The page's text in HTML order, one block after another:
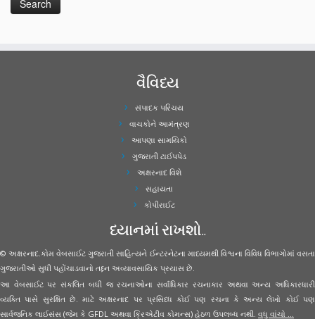
વૈવિધ્ય
સંપાદક પરિચય
વાચકોને આમંત્રણ
આપણા સામયિકો
ગુજરાતી ટાઈપપેડ
અક્ષરનાદ વિશે
સહાયતા
કોપીરાઈટ
ધ્યાનમાં રાખશો..
© અક્ષરનાદ.કોમ વેબસાઈટ ગુજરાતી સાહિત્યને ઈન્ટરનેટના માધ્યમથી વિશ્વના વિવિધ વિભાગોમાં વસતા
ગુજરાતીઓ સુધી પહોંચાડવાનો તદ્દન અવ્યાવસાયિક પ્રયાસ છે.
આ વેબસાઈટ પર સંકલિત બધી જ રચનાઓના સર્વાધિકાર રચનાકાર અથવા અન્ય અધિકારધારી
વ્યક્તિ પાસે સુરક્ષિત છે. માટે અક્ષરનાદ પર પ્રસિધ્ધ કોઈ પણ રચના કે અન્ય લેખો કોઈ પણ
સાર્વજનિક લાઈસંસ (જેમ કે GFDL અથવા ક્રિએટીવ કોમન્સ) હેઠળ ઉપલબ્ધ નથી. વધુ વાંચો ...